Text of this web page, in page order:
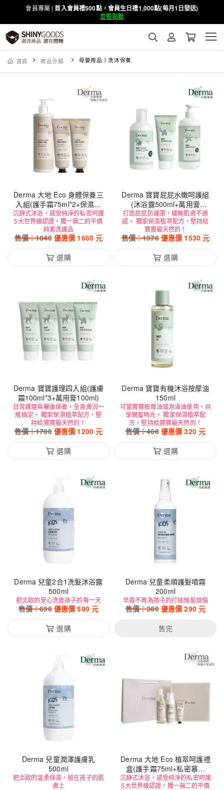
會員專屬 |首入會員禮500點，會員生日禮1,000點(每月1日發送)
查看點數
首頁 商品分類 母嬰用品丨洗沐保養
Derma 大地 Eco 身體保養三
入組(護手霜75ml*2+保濕乳
400ml)
沉靜式沐浴，感受純淨的私密呵護
5大世界級認證，獨一無二的平價
純素洗護品
售價：1840 優惠價 1660元
選購
Derma 寶寶屁屁水嫩呵護組
(沐浴露500ml+萬用膏
100ml+乾洗防護乳250ml)
打造屁屁防護罩，緩解肌膚不適
感。 獨家保濕植萃配方，堅持給
寶寶最天然的！
售價：1970 優惠價 1530元
選購
Derma 寶寶護理四入組(護膚
霜100ml*3+萬用膏100ml)
日常護理與曬後保養，全身膚況一
瓶搞定。 獨家保濕植萃配方，堅
持給寶寶最天然的！
售價：1700 優惠價 1200元
選購
Derma 寶寶有機沐浴按摩油
150ml
可當寶寶按摩油或泡澡油使用，共
享親蜜時光。 獨家保濕植萃配
方，堅持給寶寶最天然的！
售價：460 優惠價320元
選購
Derma 兒童2合1洗髮沐浴露
500ml
把北歐的安心洗進孩子的每一天
售價：690 優惠價590元
選購
Derma 兒童柔順護髮噴霧
200ml
早晨不再為孩子的打結頭髮煩惱
售價：380 優惠價290元
售完
Derma 兒童潤澤護膚乳
500ml
把北歐的溫柔保濕，留在孩子的肌
膚上
Derma 大地 Eco 植萃呵護禮
盒(護手霜75ml+私密慕斯
150ml+護膚油150ml)
沉靜式沐浴，感受純淨的私密呵護
5大世界級認證，獨一無二的平價